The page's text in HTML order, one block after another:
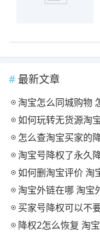
最新文章
淘宝怎么同城购物
如何玩转无货源淘
怎么查淘宝买家的
淘宝号降权了永久
如何删淘宝评价 淘
淘宝外链在哪 淘宝
买家号降权可以不
降权2怎么恢复 淘